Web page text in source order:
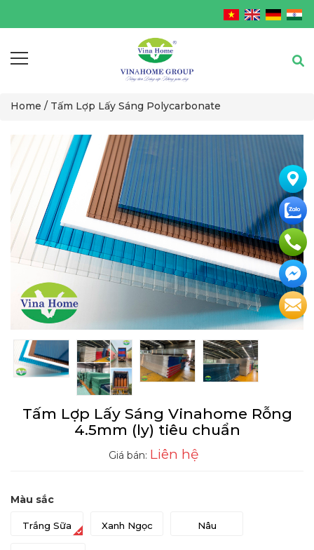
Home / Tấm Lợp Lấy Sáng Polycarbonate
Tấm Lợp Lấy Sáng Vinahome Rỗng
4.5mm (ly) tiêu chuẩn
Giá bán: Liên hệ
Màu sắc
Trắng Sữa Xanh Ngọc Nâu